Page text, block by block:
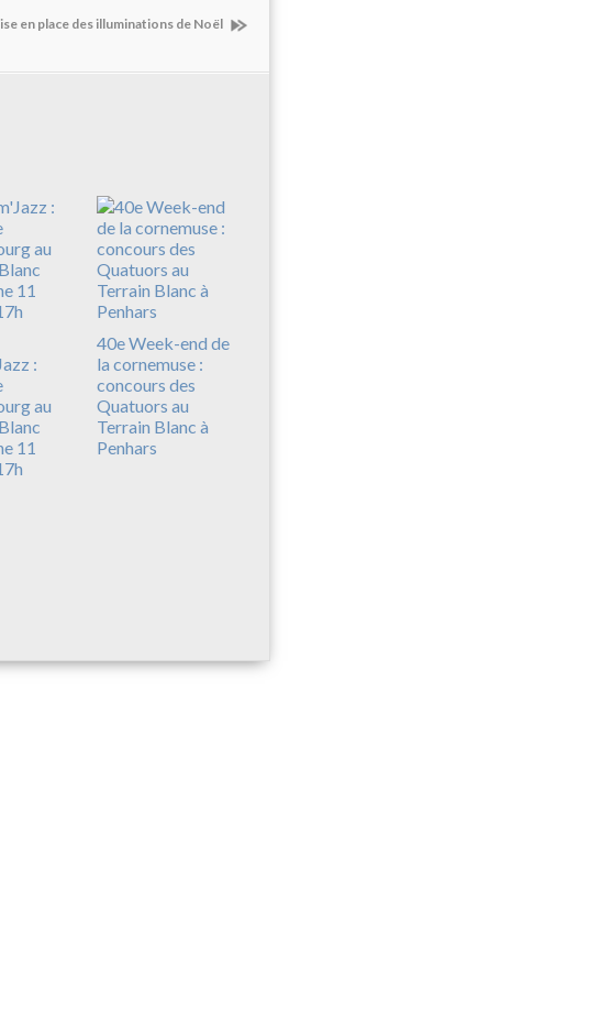
en place des illuminations de Noël
:
au
11
40e Week-end de
la cornemuse :
concours des
Quatuors au
Terrain Blanc à
Penhars